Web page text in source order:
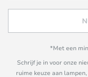
*Met een
Schrijf je in voor onze
ruime keuze aan